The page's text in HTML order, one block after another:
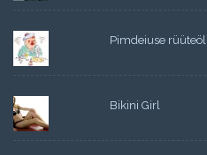
Pimdeiuse rüüteöl
Bikini Girl